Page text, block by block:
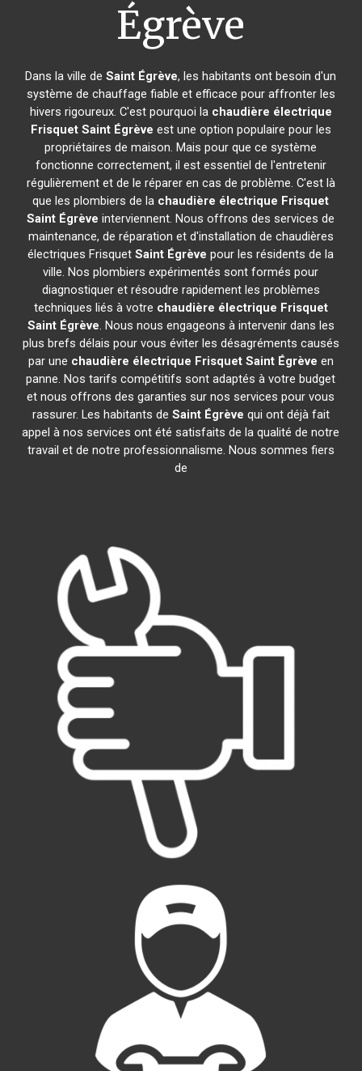
Égrève
Dans la ville deSaint Égrève, les habitants ont besoin d'un
système de chauffage fiable et efficace pour affronter les
hivers rigoureux. C'est pourquoi la chaudière électrique
Frisquet Saint Égrève est une option populaire pour les
propriétaires de maison. Mais pour que ce système
fonctionne correctement, il est essentiel de l'entretenir
régulièrement et de le réparer en cas de problème. C'est là
que les plombiers de la chaudière électrique Frisquet
Saint Égrève interviennent. Nous offrons des services de
maintenance, de réparation et d'installation de chaudières
électriques FrisquetSaint Égrève pour les résidents de la
ville. Nos plombiers expérimentés sont formés pour
diagnostiquer et résoudre rapidement les problèmes
techniques liés à votre chaudière électrique Frisquet
Saint Égrève. Nous nous engageons à intervenir dans les
plus brefs délais pour vous éviter les désagréments causés
par une chaudière électrique Frisquet Saint Égrève en
panne. Nos tarifs compétitifs sont adaptés à votre budget
et nous offrons des garanties sur nos services pour vous
rassurer. Les habitants de Saint Égrève qui ont déjà fait
appel à nos services ont été satisfaits de la qualité de notre
travail et de notre professionnalisme. Nous sommes fiers
de